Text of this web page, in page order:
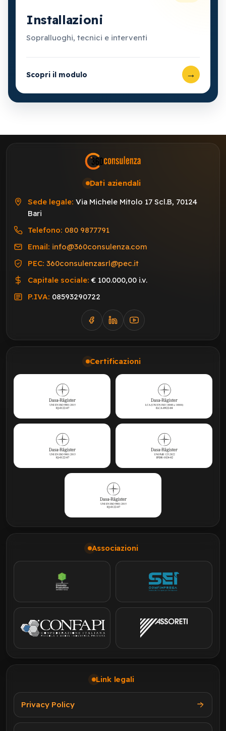
Installazioni
Sopralluoghi, tecnici e interventi
Scopri il modulo →
Dati aziendali
Sede legale: Via Michele Mitolo 17 Scl.B, 70124
Bari
Telefono: 080 9877791
Email: info@360consulenza.com
PEC: 360consulenzasrl@pec.it
Capitale sociale: € 100.000,00 i.v.
P.IVA: 08593290722
Certificazioni
Associazioni
Link legali
Privacy Policy